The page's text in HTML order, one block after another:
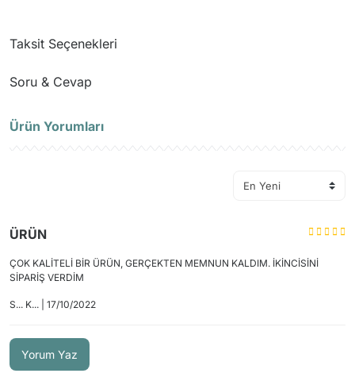
Taksit Seçenekleri
Soru & Cevap
Ürün Yorumları
ÜRÜN
ÇOK KALİTELİ BİR ÜRÜN, GERÇEKTEN MEMNUN KALDIM. İKİNCİSİNİ
SİPARİŞ VERDİM
S... K... | 17/10/2022
Yorum Yaz